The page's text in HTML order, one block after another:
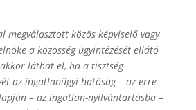
megválasztott közös képviselő vagy
a közösség ügyintézését ellátó
láthat el, ha a tisztség
az ingatlanügyi hatóság – az erre
– az ingatlan-nyilvántartásba –